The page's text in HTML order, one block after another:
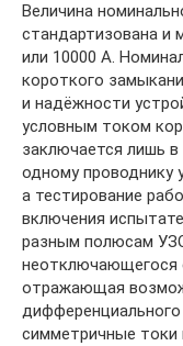
Величина
стандартизована и
или 10000 А.
короткого
и надёжности
условным током
заключается лишь
одному проводнику
а тестирование
включения
разным полюсам
неотключающегося
отражающая
симметричные токи